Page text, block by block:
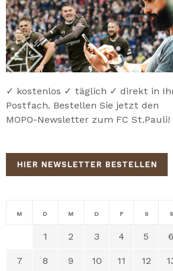
✓ kostenlos ✓ täglich ✓ direkt in
Postfach. Bestellen Sie jetzt den
MOPO-Newsletter zum FC St.Pauli!
HIER NEWSLETTER BESTELLEN
M D M D F S S
1 2 3 4 5 6
7 8 9 10 11 12